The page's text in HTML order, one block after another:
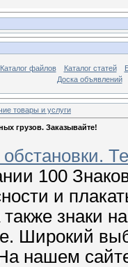
Каталог файлов Каталог статей
Доска объявлений
товары и услуги
грузов. Заказывайте!
100
и
знаки
Широкий
нашем